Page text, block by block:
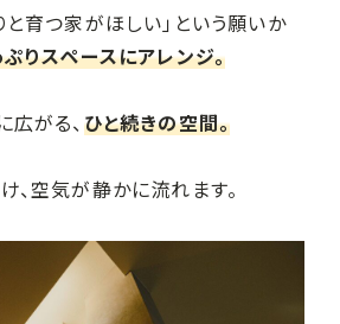
と育つ家がほしい」という願いか
りスペースにアレンジ。
広がる、 ひと続きの空間。
、空気が静かに流れます。